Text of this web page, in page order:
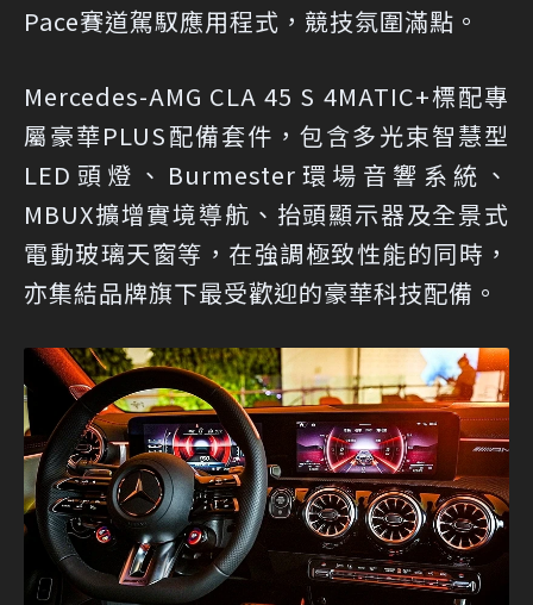
Pace賽道駕馭應用程式，競技氛圍滿點。
Mercedes-AMG CLA 45 S 4MATIC+標配專
屬豪華PLUS配備套件，包含多光束智慧型
LED頭燈、Burmester環場音響系統、
MBUX擴增實境導航、抬頭顯示器及全景式
電動玻璃天窗等，在強調極致性能的同時，
亦集結品牌旗下最受歡迎的豪華科技配備。